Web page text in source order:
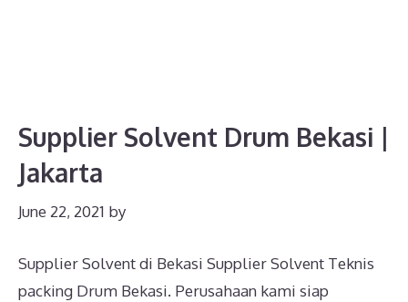
Supplier Solvent Drum Bekasi |
Jakarta
June 22, 2021 by
Supplier Solvent di Bekasi Supplier Solvent Teknis
packing Drum Bekasi. Perusahaan kami siap